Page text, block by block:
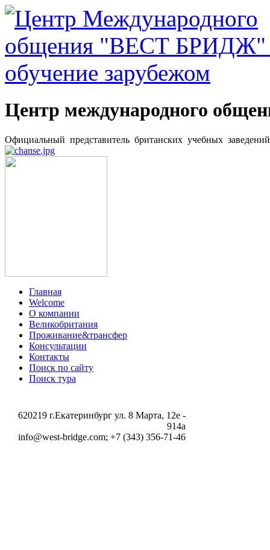
Центр международного
Официальный представитель британских учебных
Главная
Welcome
О компании
Великобритания
Проживание&трансфер
Консультации
Контакты
Поиск по сайту
Поиск тура
620219 г.Екатеринбург ул. 8 Марта, 12e -
914a
info@west-bridge.com; +7 (343) 356-71-46